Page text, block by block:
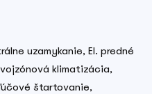
uzamykanie, El. predné
klimatizácia,
štartovanie,